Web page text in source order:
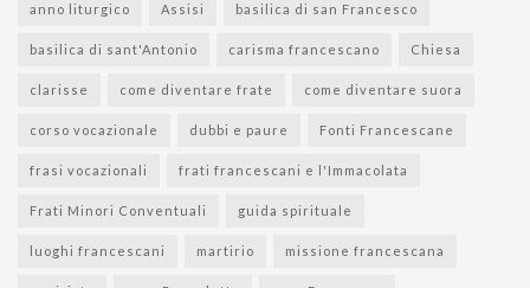
anno liturgico Assisi basilica di san Francesco
basilica di sant'Antonio carisma francescano Chiesa
clarisse come diventare frate come diventare suora
corso vocazionale dubbi e paure Fonti Francescane
frasi vocazionali frati francescani e l'Immacolata
Frati Minori Conventuali guida spirituale
luoghi francescani martirio missione francescana